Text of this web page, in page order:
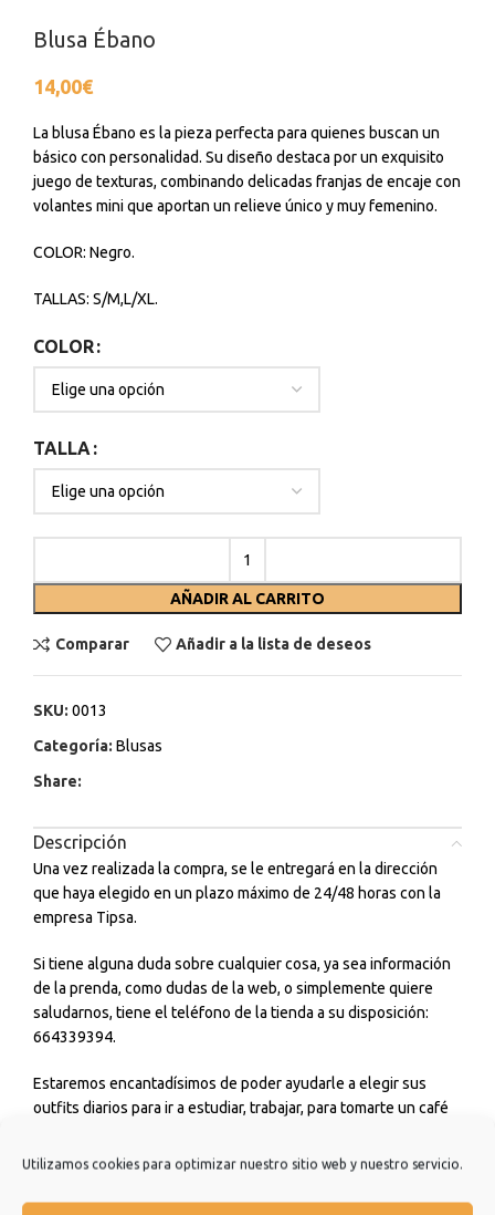
Utilizamos cookies para optimizar nuestro sitio web y nuestro servicio.
Blusa Ébano
14,00€
La blusa Ébano es la pieza perfecta para quienes buscan un
básico con personalidad. Su diseño destaca por un exquisito
juego de texturas, combinando delicadas franjas de encaje con
volantes mini que aportan un relieve único y muy femenino.
COLOR: Negro.
TALLAS: S/M,L/XL.
COLOR
TALLA
AÑADIR AL CARRITO
Comparar Añadir a la lista de deseos
SKU: 0013
Categoría: Blusas
Share:
Descripción
Una vez realizada la compra, se le entregará en la dirección
que haya elegido en un plazo máximo de 24/48 horas con la
empresa Tipsa.
Si tiene alguna duda sobre cualquier cosa, ya sea información
de la prenda, como dudas de la web, o simplemente quiere
saludarnos, tiene el teléfono de la tienda a su disposición:
664339394.
Estaremos encantadísimos de poder ayudarle a elegir sus
outfits diarios para ir a estudiar, trabajar, para tomarte un café
tengas. No dudes en consultarnos.
Estamos muy agradecidos de que hayas elegido nuestra